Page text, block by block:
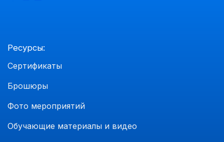
Ресурсы:
Сертификаты
Брошюры
Фото мероприятий
Обучающие материалы и видео